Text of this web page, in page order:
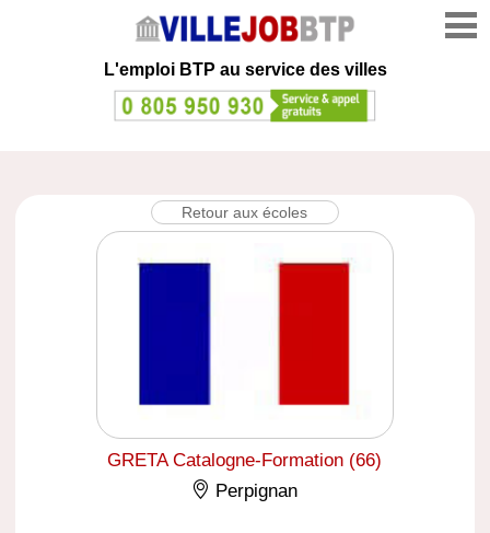
L'emploi BTP au service des villes
Retour aux écoles
GRETA Catalogne-Formation (66)
Perpignan